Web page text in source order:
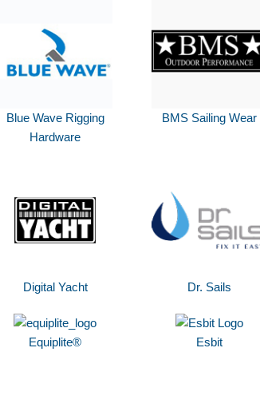
Blue Wave Rigging
Hardware
BMS Sailing Wear
Digital Yacht Dr. Sails
Equiplite® Esbit